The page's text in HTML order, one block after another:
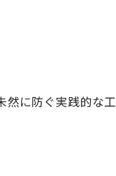
事に与える魅力
グリーンの視点
グリーンな誇り
りがいの関係
に防ぐ実践的な